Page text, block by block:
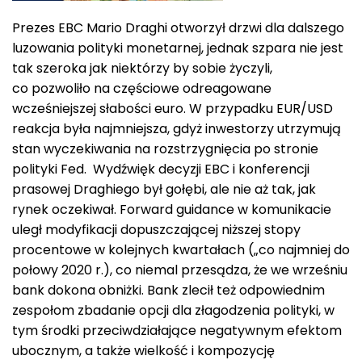
Prezes EBC Mario Draghi otworzył drzwi dla dalszego
luzowania polityki monetarnej, jednak szpara nie jest
tak szeroka jak niektórzy by sobie życzyli,
co pozwoliło na częściowe odreagowane
wcześniejszej słabości euro. W przypadku EUR/USD
reakcja była najmniejsza, gdyż inwestorzy utrzymują
stan wyczekiwania na rozstrzygnięcia po stronie
polityki Fed. Wydźwięk decyzji EBC i konferencji
prasowej Draghiego był gołębi, ale nie aż tak, jak
rynek oczekiwał. Forward guidance w komunikacie
uległ modyfikacji dopuszczającej niższej stopy
procentowe w kolejnych kwartałach („co najmniej do
połowy 2020 r.), co niemal przesądza, że we wrześniu
bank dokona obniżki. Bank zlecił też odpowiednim
zespołom zbadanie opcji dla złagodzenia polityki, w
tym środki przeciwdziałające negatywnym efektom
ubocznym, a także wielkość i kompozycję